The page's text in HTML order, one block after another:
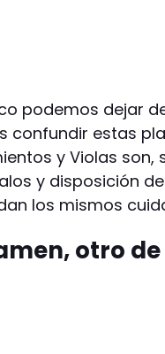
podemos dejar
confundir estas
y Violas
y disposición
los mismos
otro